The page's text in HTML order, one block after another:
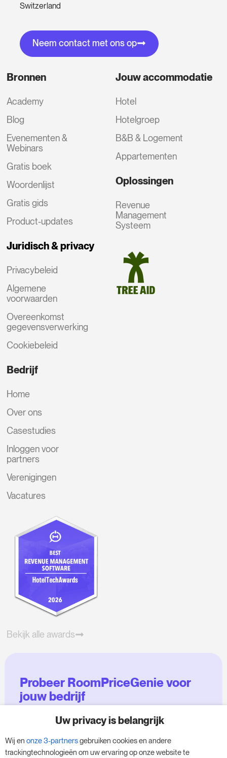
Switzerland
Neem contact met ons op
Bronnen
Academy
Blog
Evenementen &
Webinars
Gratis boek
Woordenlijst
Gratis gids
Product-updates
Juridisch & privacy
Privacybeleid
Algemene
voorwaarden
Overeenkomst
gegevensverwerking
Cookiebeleid
Jouw accommodatie
Hotel
Hotelgroep
B&B & Logement
Appartementen
Oplossingen
Revenue
Management
Systeem
Bedrijf
Home
Over ons
Casestudies
Inloggen voor
partners
Verenigingen
Vacatures
Bekijk alle awards
Probeer RoomPriceGenie voor
jouw bedrijf
Maak gebruik van onze 14-daagse proefversie
en geef je bedrijf een boost - zonder
verplichtingen.
Uw privacy is belangrijk
Wij en onze 3-partnersgebruiken cookies en andere
trackingtechnologieën om uw ervaring op onze website te